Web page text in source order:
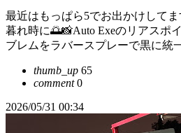
最近はもっぱら5でお出かけして
暮れ時に🌅📸Auto Exeのリアスポ
ブレムをラバースプレーで黒に統
thumb_up 65
comment0
2026/05/31 00:34